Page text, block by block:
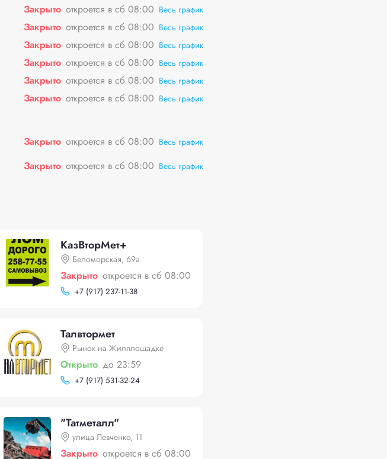
Закрыто откроется в сб 08:00 Весь график
Закрыто откроется в сб 08:00 Весь график
Закрыто откроется в сб 08:00 Весь график
Закрыто откроется в сб 08:00 Весь график
Закрыто откроется в сб 08:00 Весь график
Закрыто откроется в сб 08:00 Весь график
Закрыто откроется в сб 08:00 Весь график
Закрыто откроется в сб 08:00 Весь график
КазВторМет+
Беломорская, 69а
Закрыто откроется в сб 08:00
+7 (917) 237-11-38
Талвтормет
Рынок на Жилплощадке
Открыто до 23:59
+7 (917) 531-32-24
"Татметалл"
улица Левченко, 11
Закрыто откроется в сб 08:00